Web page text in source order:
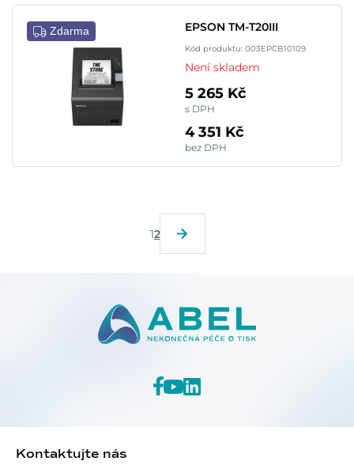
Zdarma EPSON TM-T20III
Kód produktu: 003EPCB10109
Není skladem
5 265 Kč
s DPH
4 351 Kč
bez DPH
12
Kontaktujte nás